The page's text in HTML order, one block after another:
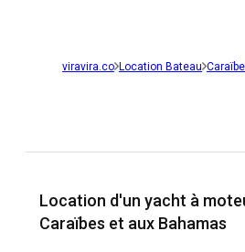
viravira.co Location Bateau
Location d'un yacht à
Caraïbes et aux Bahamas